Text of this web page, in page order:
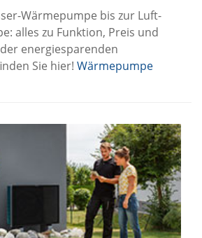
Wärmepumpe bis zur Luft-
alles zu Funktion, Preis und
energiesparenden
Sie hier! Wärmepumpe